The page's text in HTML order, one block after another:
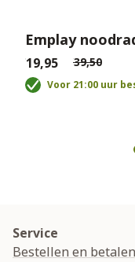
Emplay
€19,95 €39,50
Voor 21:00 uur
Service
Bestellen en betalen